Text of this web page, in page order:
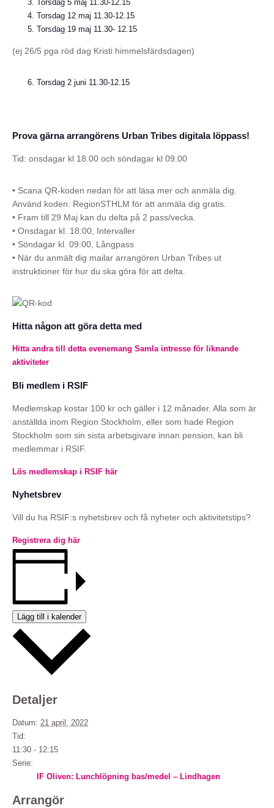
Torsdag 5 maj 11.30-12.15
Torsdag 12 maj 11.30-12.15
Torsdag 19 maj 11.30- 12.15
(ej 26/5 pga röd dag Kristi himmelsfärdsdagen)
Torsdag 2 juni 11.30-12.15
Prova gärna arrangörens Urban Tribes digitala löppass!
Tid: onsdagar kl 18.00 och söndagar kl 09.00
• Scana QR-koden nedan för att läsa mer och anmäla dig.
Använd koden: RegionSTHLM för att anmäla dig gratis.
• Fram till 29 Maj kan du delta på 2 pass/vecka.
• Onsdagar kl. 18:00, Intervaller
• Söndagar kl. 09:00, Långpass
• När du anmält dig mailar arrangören Urban Tribes ut
instruktioner för hur du ska göra för att delta.
Hitta någon att göra detta med
Hitta andra till detta evenemang Samla intresse för liknande
aktiviteter
Bli medlem i RSIF
Medlemskap kostar 100 kr och gäller i 12 månader. Alla som är
anställda inom Region Stockholm, eller som hade Region
Stockholm som sin sista arbetsgivare innan pension, kan bli
medlemmar i RSIF.
Lös medlemskap i RSIF här
Nyhetsbrev
Vill du ha RSIF:s nyhetsbrev och få nyheter och aktivitetstips?
Registrera dig här
Lägg till i kalender
Detaljer
Datum: 21 april, 2022
Tid:
11:30 - 12:15
Serie:
IF Oliven: Lunchlöpning bas/medel – Lindhagen
Arrangör